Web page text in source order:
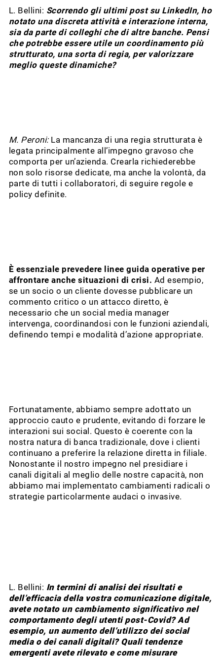
L. Bellini: Scorrendo gli ultimi post su LinkedIn, ho
notato una discreta attività e interazione interna,
sia da parte di colleghi che di altre banche. Pensi
che potrebbe essere utile un coordinamento più
strutturato, una sorta di regia, per valorizzare
meglio queste dinamiche?
M. Peroni:La mancanza di una regia strutturata è
legata principalmente all’impegno gravoso che
comporta per un’azienda. Crearla richiederebbe
non solo risorse dedicate, ma anche la volontà, da
parte di tutti i collaboratori, di seguire regole e
policy definite.
È essenziale prevedere linee guida operative per
affrontare anche situazioni di crisi. Ad esempio,
se un socio o un cliente dovesse pubblicare un
commento critico o un attacco diretto, è
necessario che un social media manager
intervenga, coordinandosi con le funzioni aziendali,
definendo tempi e modalità d’azione appropriate.
Fortunatamente, abbiamo sempre adottato un
approccio cauto e prudente, evitando di forzare le
interazioni sui social. Questo è coerente con la
nostra natura di banca tradizionale, dove i clienti
continuano a preferire la relazione diretta in filiale.
Nonostante il nostro impegno nel presidiare i
canali digitali al meglio delle nostre capacità, non
abbiamo mai implementato cambiamenti radicali o
strategie particolarmente audaci o invasive.
L. Bellini: In termini di analisi dei risultati e
dell’efficacia della vostra comunicazione digitale,
avete notato un cambiamento significativo nel
comportamento degli utenti post-Covid? Ad
esempio, un aumento dell’utilizzo dei social
media o dei canali digitali? Quali tendenze
emergenti avete rilevato e come misurare